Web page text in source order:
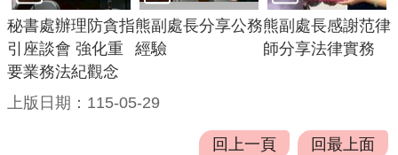
策
網
站
安
秘書處辦理防貪指
引座談會 強化重
要業務法紀觀念
熊副處長分享公務
經驗
熊副處長感謝范律
師分享法律實務
上版日期：115-05-29
回上一頁 回最上面